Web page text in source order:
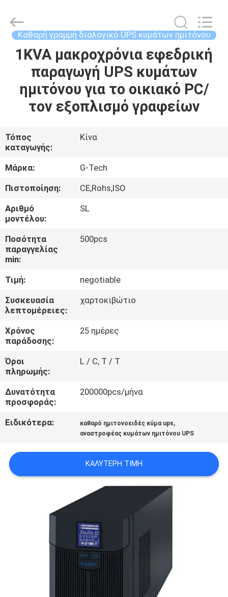
ΣΠΊΤΙ
ΠΡΟΪΌΝΤΑ
ΜΕ
ΕΜΆΣ
ΕΠΙΣΚΕΨΉ
ΕΡΓΟΣΤΑΣΊΟΥ
ΈΛΕΓΧΟΣ
ΠΟΙΌΤΗΤΑΣ
ΕΠΙΚΟΙΝΩΝΉΣΤΕ
ΜΑΖΊ
ΕΙΔΉΣΕΙΣ
ΖΗΤΉΣΤΕ
ΜΙΑ
ΠΡΟΣΦΟΡΆ
SITEMAP
ΜΥΣΤΙΚΌΤΗΤΑΣ
POWER
GROUP.
Rights Καθαρή γραμμή διαλογικό UPS κυμάτων ημιτόνου
1KVA μακροχρόνια εφεδρική
παραγωγή UPS κυμάτων
ημιτόνου για το οικιακό PC/
τον εξοπλισμό γραφείων
Τόπος
καταγωγής:
Κίνα
Μάρκα:
G-Tech
Πιστοποίηση:
CE,Rohs,ISO
Αριθμό
μοντέλου:
SL
Ποσότητα
παραγγελίας
min:
500pcs
Τιμή:
negotiable
Συσκευασία
λεπτομέρειες:
χαρτοκιβώτιο
Χρόνος
παράδοσης:
25 ημέρες
Όροι
πληρωμής:
L / C, T / T
Δυνατότητα
προσφοράς:
200000pcs/μήνα
Ειδικότερα: καθαρό ημιτονοειδές κύμα ups,
αναστροφέας κυμάτων ημιτόνου UPS
ΚΑΛΎΤΕΡΗ ΤΙΜΉ